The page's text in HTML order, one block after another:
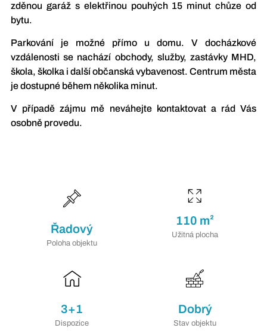
zděnou garáž s elektřinou pouhých 15 minut chůze od
bytu.
Parkování je možné přímo u domu. V docházkové
vzdálenosti se nachází obchody, služby, zastávky MHD,
škola, školka i další občanská vybavenost. Centrum města
je dostupné během několika minut.
V případě zájmu mě neváhejte kontaktovat a rád Vás
osobně provedu.
Řadový
Poloha objektu
110 m²
Užitná plocha
3+1
Dispozice
Dobrý
Stav objektu